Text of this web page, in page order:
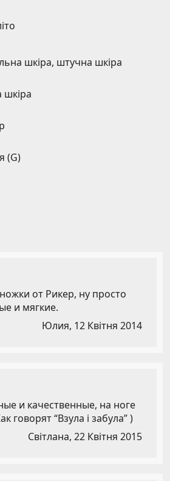
шкіра, штучна шкіра
шкіра
(G)
от Рикер, ну просто
и мягкие.
Юлия, 12 Квітня 2014
и качественные, на ноге
говорят “Взула і забула” )
Світлана, 22 Квітня 2015